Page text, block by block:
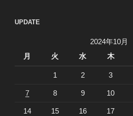
UPDATE
2024年10月
月
火 水 木
1 2 3
7 8 9 10
14 15 16 17